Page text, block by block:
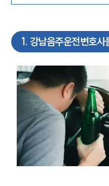
1. 강남음주운전변호